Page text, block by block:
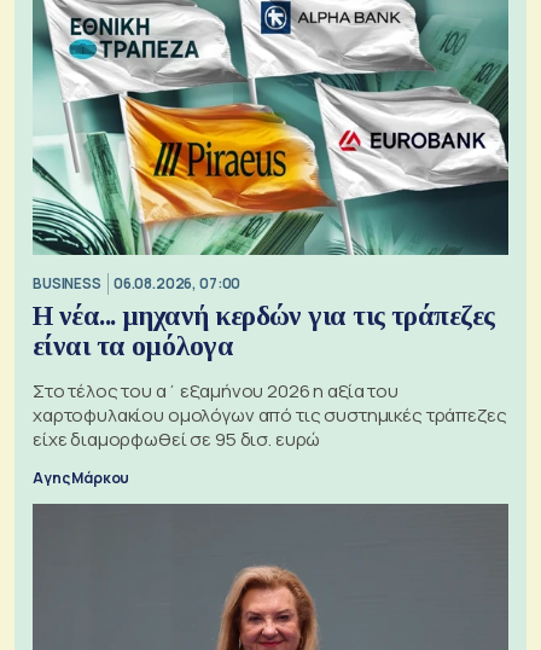
BUSINESS 06.08.2026, 07:00
Η νέα... μηχανή κερδών για τις τράπεζες
είναι τα ομόλογα
Στο τέλος του α΄ εξαμήνου 2026 η αξία του
χαρτοφυλακίου ομολόγων από τις συστημικές τράπεζες
είχε διαμορφωθεί σε 95 δισ. ευρώ
Αγης Μάρκου